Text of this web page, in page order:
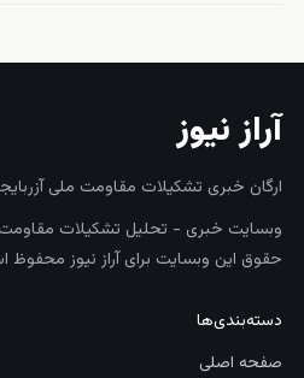
آراز نیوز
ارگان خبری تشکیلات مقاومت ملی
وبسایت خبری - تحلیل تشکیلات مقاومت
حقوق این وبسایت برای آراز نیوز محفوظ
دسته‌بندی‌ها
صفحه اصلی